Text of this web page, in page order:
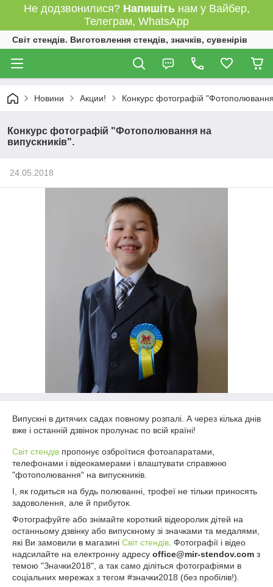
Не додзвонилися? Напишітьнам у Вайбер,
Телеграм, WhatsApp
Світ стендів. Виготовлення стендів, значків, сувенірів
Новини Акции! Конкурс фотографій "Фотополювання
Конкурс фотографій "Фотополювання на
випускників".
24.05.2018
Випускні в дитячих садах повному розпалі. А через кілька днів
вже і останній дзвінок пролунає по всій країні!
Світ стендів пропонує озброїтися фотоапаратами,
телефонами і відеокамерами і влаштувати справжню
"фотополювання" на випускників.
І, як годиться на будь полюванні, трофеї не тільки приносять
задоволення, але й прибуток.
Фотографуйте або знімайте короткий відеоролик дітей на
останньому дзвінку або випускному зі значками та медалями,
які Ви замовили в магазині Світ стендів . Фотографії і відео
надсилайте на електронну адресу office@mir-stendov.com з
темою "Значки2018", а так само діліться фотографіями в
соціальних мережах з тегом #значки2018 (без пробілів!).